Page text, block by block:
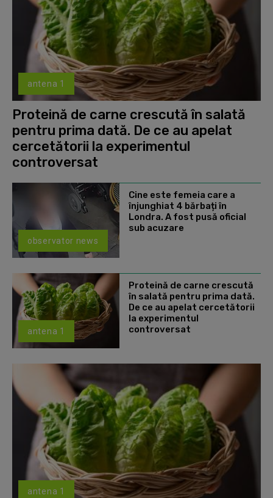
antena 1
Proteină de carne crescută în salată
pentru prima dată. De ce au apelat
cercetătorii la experimentul
controversat
observator news
Cine este femeia care a
înjunghiat 4 bărbați în
Londra. A fost pusă oficial
sub acuzare
antena 1
Proteină de carne crescută
în salată pentru prima dată.
De ce au apelat cercetătorii
la experimentul
controversat
antena 1